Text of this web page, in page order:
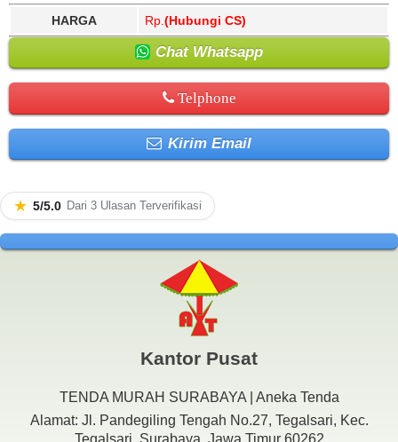
HARGA Rp. (Hubungi CS)
Chat Whatsapp
Telphone
Kirim Email
★ 5/5.0 Dari 3 Ulasan Terverifikasi
Kantor Pusat
TENDA MURAH SURABAYA | Aneka Tenda
Alamat: Jl. Pandegiling Tengah No.27, Tegalsari, Kec.
Tegalsari, Surabaya, Jawa Timur 60262